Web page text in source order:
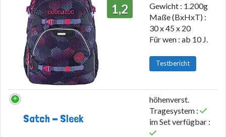
1,2
Gewicht : 1.200g
Maße (BxHxT) :
30 x 45 x 20
Für wen : ab 10 J.
Testbericht
Satch - Sleek
höhenverst.
Tragesystem :
im Set verfügbar :